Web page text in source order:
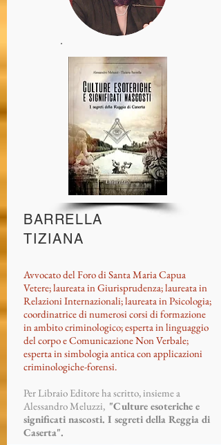
BARRELLA
TIZIANA
Avvocato del Foro di Santa Maria Capua
Vetere; laureata in Giurisprudenza; laureata in
Relazioni Internazionali; laureata in Psicologia;
coordinatrice di numerosi corsi di formazione
in ambito criminologico; esperta in linguaggio
del corpo e Comunicazione Non Verbale;
esperta in simbologia antica con applicazioni
criminologiche-forensi.
Per Libraio Editore ha scritto, insieme a
Alessandro Meluzzi, "Culture esoteriche e
significati nascosti. I segreti della Reggia di
Caserta".